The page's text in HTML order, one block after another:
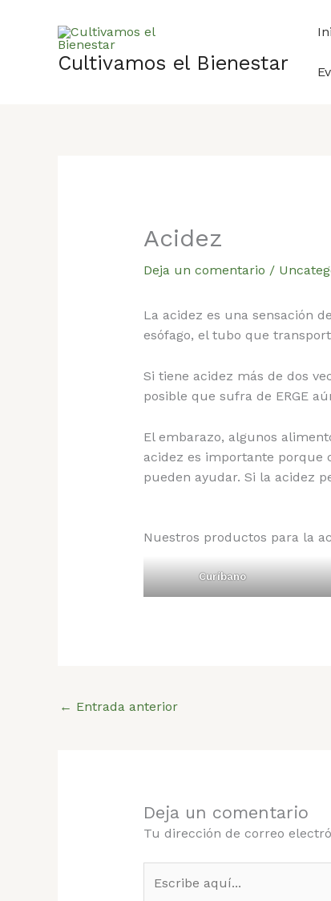
contenido
Cultivamos el Bienestar
Acidez
Deja un comentario /
La acidez es una sensación
esófago, el tubo que
Si tiene acidez más de dos
posible que sufra de ERGE
El embarazo, algunos
acidez es importante porque
pueden ayudar. Si la acidez
Nuestros productos para la
Curíbano
← Entrada anterior
Deja un comentario
Tu dirección de correo
aquí...